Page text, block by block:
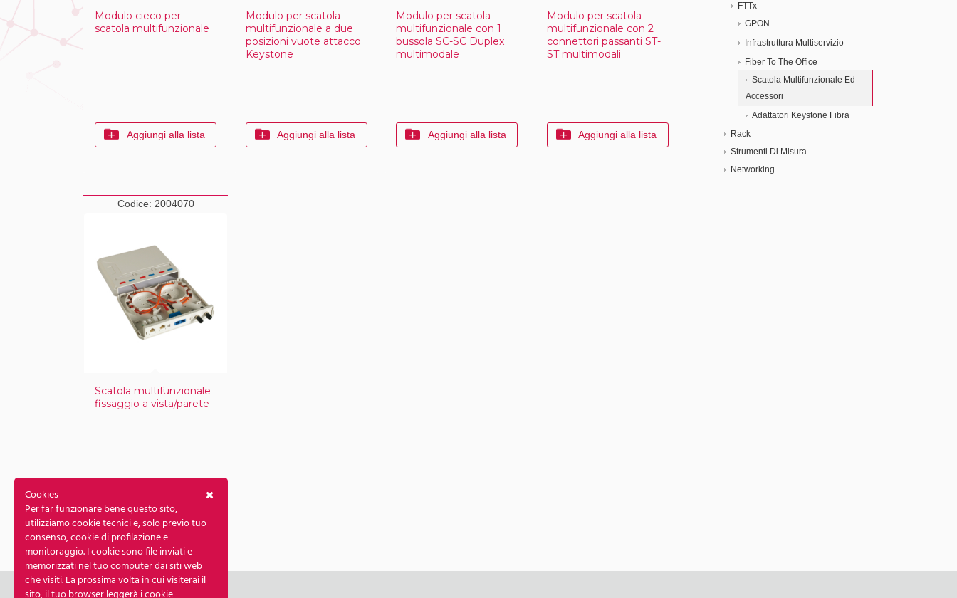
Modulo cieco per
scatola multifunzionale
Aggiungi alla lista
Modulo per scatola
multifunzionale a due
posizioni vuote attacco
Keystone
Aggiungi alla lista
Modulo per scatola
multifunzionale con 1
bussola SC-SC Duplex
multimodale
Aggiungi alla lista
Modulo per scatola
multifunzionale con 2
connettori passanti ST-
ST multimodali
Aggiungi alla lista
Codice: 2004070
Scatola multifunzionale
fissaggio a vista/parete
Aggiungi alla lista
FTTx
GPON
Infrastruttura Multiservizio
Fiber To The Office
Scatola Multifunzionale Ed
Accessori
Adattatori Keystone Fibra
Rack
Strumenti Di Misura
Networking
Cookies
Per far funzionare bene questo sito,
utilizziamo cookie tecnici e, solo previo tuo
consenso, cookie di profilazione e
monitoraggio. I cookie sono file inviati e
memorizzati nel tuo computer dai siti web
che visiti. La prossima volta in cui visiterai il